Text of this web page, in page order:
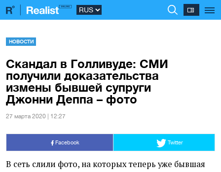
НОВОСТИ
Скандал в Голливуде: СМИ
получили доказательства
измены бывшей супруги
Джонни Деппа – фото
27 марта 2020 | 12:27
Facebook Twitter
В сеть слили фото, на которых теперь уже бывшая